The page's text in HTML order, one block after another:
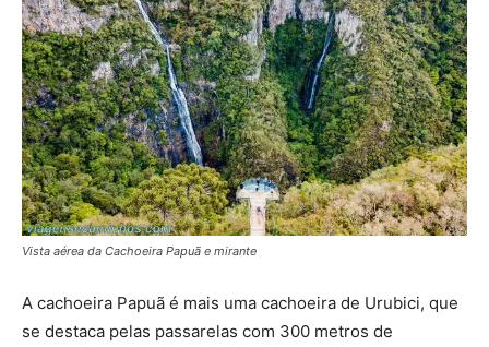
Vista aérea da Cachoeira Papuã e mirante
A cachoeira Papuã é mais uma cachoeira de Urubici, que
se destaca pelas passarelas com 300 metros de